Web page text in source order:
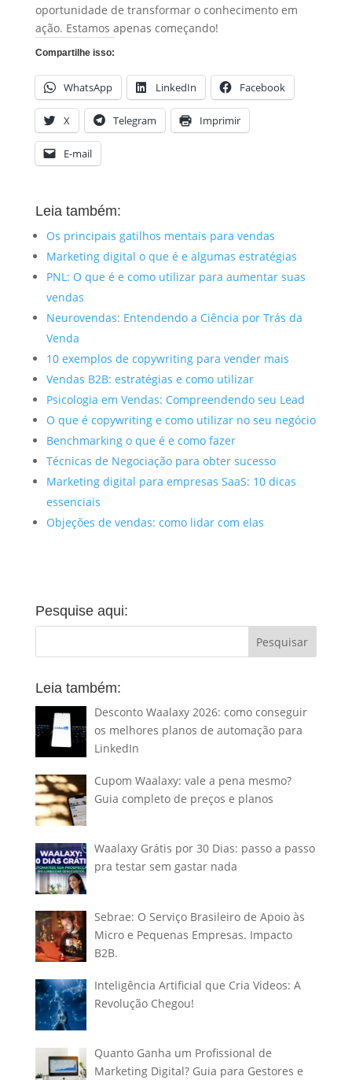
oportunidade de transformar o conhecimento em
ação. Estamos apenas começando!
Compartilhe isso:
WhatsApp LinkedIn Facebook
X Telegram Imprimir
E-mail
Leia também:
Os principais gatilhos mentais para vendas
Marketing digital o que é e algumas estratégias
PNL: O que é e como utilizar para aumentar suas
vendas
Neurovendas: Entendendo a Ciência por Trás da
Venda
10 exemplos de copywriting para vender mais
Vendas B2B: estratégias e como utilizar
Psicologia em Vendas: Compreendendo seu Lead
O que é copywriting e como utilizar no seu negócio
Benchmarking o que é e como fazer
Técnicas de Negociação para obter sucesso
Marketing digital para empresas SaaS: 10 dicas
essenciais
Objeções de vendas: como lidar com elas
Pesquise aqui:
Leia também:
Desconto Waalaxy 2026: como conseguir
os melhores planos de automação para
LinkedIn
Cupom Waalaxy: vale a pena mesmo?
Guia completo de preços e planos
Waalaxy Grátis por 30 Dias: passo a passo
pra testar sem gastar nada
Sebrae: O Serviço Brasileiro de Apoio às
Micro e Pequenas Empresas. Impacto
B2B.
Inteligência Artificial que Cria Videos: A
Revolução Chegou!
Quanto Ganha um Profissional de
Marketing Digital? Guia para Gestores e